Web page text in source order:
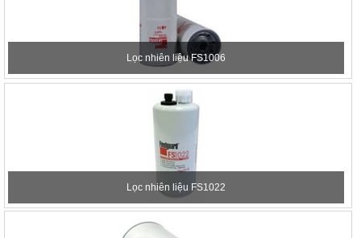
Lọc nhiên liệu FS1006
Lọc nhiên liệu FS1022